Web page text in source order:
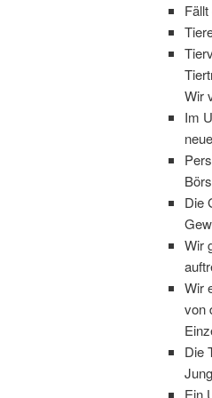
Wir
Im
Die
Wir
Wir
von
Die